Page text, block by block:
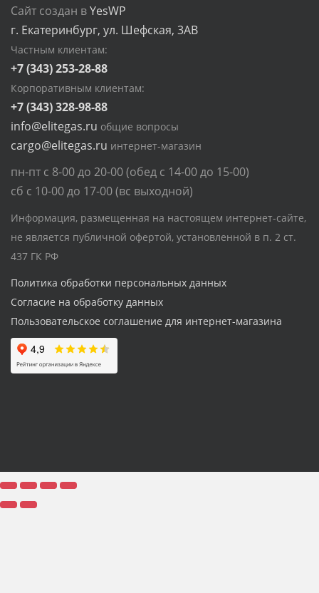
Сайт создан вYesWP
г. Екатеринбург, ул. Шефская, 3АВ
Частным клиентам:
+7 (343) 253-28-88
Корпоративным клиентам:
+7 (343) 328-98-88
info@elitegas.ru общие вопросы
cargo@elitegas.ru интернет-магазин
пн-пт с 8-00 до 20-00 (обед с 14-00 до 15-00)
сб с 10-00 до 17-00 (вс выходной)
Информация, размещенная на настоящем интернет-сайте,
не является публичной офертой, установленной в п. 2 ст.
437 ГК РФ
Политика обработки персональных данных
Согласие на обработку данных
Пользовательское соглашение для интернет-магазина